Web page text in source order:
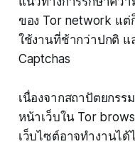
ของ Tor network แต่
ใช้งานที่ช้ากว่าปกติ แ
Captchas
เนื่องจากสถาปัตยกร
หน้าเว็บใน Tor
เว็บไซต์อาจทำงานไ